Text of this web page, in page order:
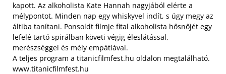
kapott. Az alkoholista Kate Hannah nagyjából elérte a
mélypontot. Minden nap egy whiskyvel indít, s úgy megy az
áltiba tanítani. Ponsoldt filmje fital alkoholista hősnőjét egy
lefelé tartó spirálban követi végig éleslátással,
merészséggel és mély empátiával.
A teljes program a titanicfilmfest.hu oldalon megtalálható.
www.titanicfilmfest.hu